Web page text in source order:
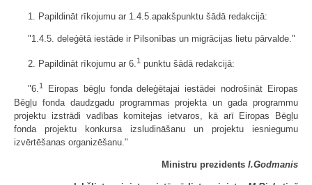
1. Papildināt rīkojumu ar 1.4.5.apakš­punktu šādā redakcijā:
"1.4.5. deleģētā iestāde ir Pilsonības un migrācijas lietu pārvalde."
2. Papildināt rīkojumu ar 6.1 punktu šādā redakcijā:
"6.1
Eiropas bēgļu fonda deleģētajai iestādei nodrošināt Eiropas
Bēgļu fonda daudzgadu programmas projekta un gada programmu
projektu izstrādi vadības komitejas ietvaros, kā arī Eiropas Bēgļu
fonda projektu konkursa izsludināšanu un projektu iesniegumu
izvērtēšanas organizēšanu."
Ministru prezidents I.Godmanis